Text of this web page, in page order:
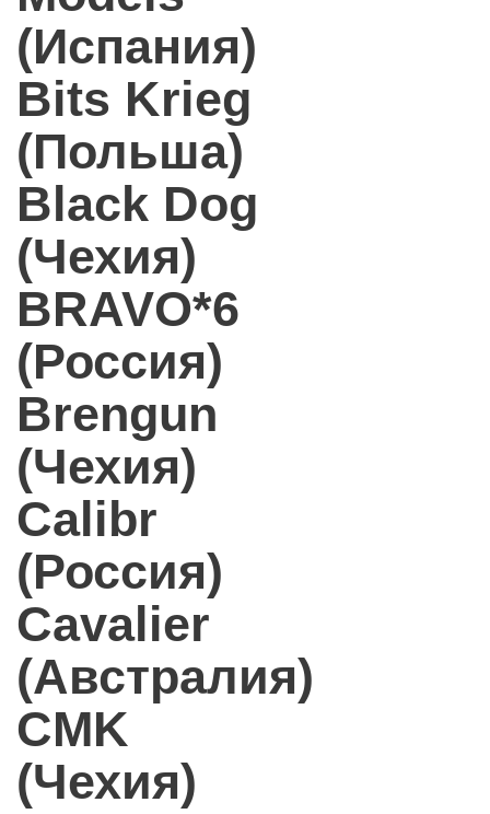
(Испания)
Bits Krieg
(Польша)
Black Dog
(Чехия)
BRAVO*6
(Россия)
Brengun
(Чехия)
Calibr
(Россия)
Cavalier
(Австралия)
CMK
(Чехия)